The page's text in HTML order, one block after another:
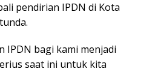
pendirian IPDN di Kota
IPDN bagi kami menjadi
saat ini untuk kita